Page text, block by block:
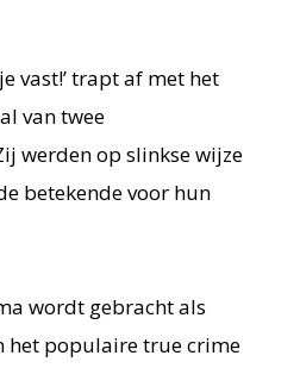
vast!’ trapt af met het
van twee
werden op slinkse wijze
betekende voor hun
wordt gebracht als
het populaire true crime